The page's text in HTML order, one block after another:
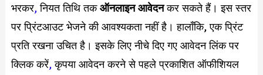
भरकर,नियत तिथि तकऑनलाइन आवेदनकर सकते हैं। इस स्तर
पर प्रिंटआउट भेजने की आवश्यकता नहीं है। हालाँकि, एक प्रिंट
प्रति रखना उचित है। इसके लिए नीचे दिए गए आवेदन लिंक पर
क्लिक करें,कृपया आवेदन करने से पहले प्रकाशित ऑफीशियल